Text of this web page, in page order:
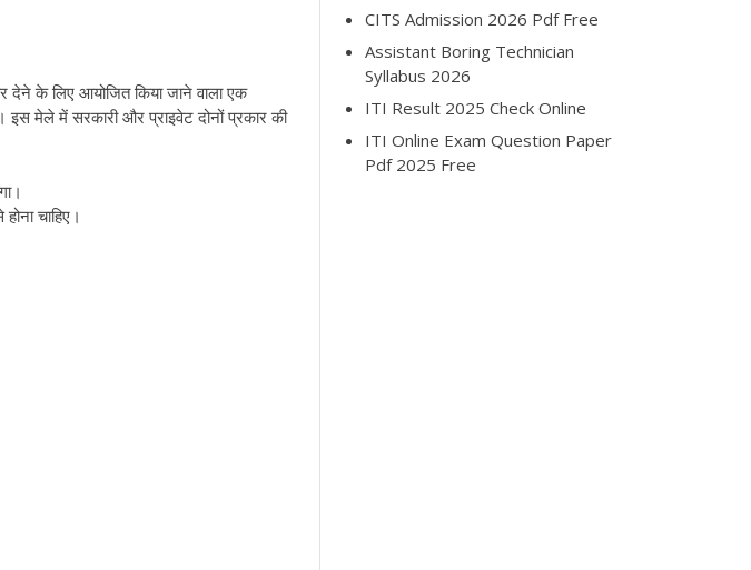
देने के लिए आयोजित किया जाने वाला एक
इस मेले में सरकारी और प्राइवेट दोनों प्रकार की
चाहिए।
CITS Admission 2026 Pdf Free
Assistant Boring Technician
Syllabus 2026
ITI Result 2025 Check Online
ITI Online Exam Question Paper
Pdf 2025 Free